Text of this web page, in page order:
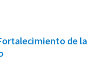
de la